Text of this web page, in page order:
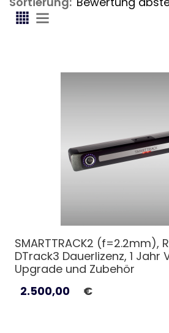
SMARTTRACK2 (f=2.2mm),
DTrack3 Dauerlizenz, 1 Jahr
Upgrade und Zubehör
2.500,00
€